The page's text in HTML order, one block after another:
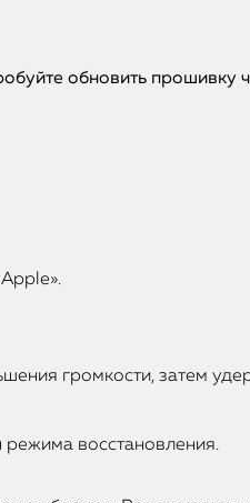
обновить прошивку
громкости, затем
режима восстановления.